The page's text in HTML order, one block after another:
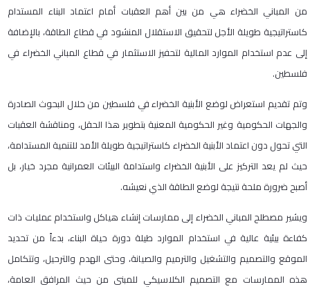
من المباني الخضراء هي من بين أهم العقبات أمام اعتماد البناء المستدام
كاستراتيجية طويلة الأجل لتحقيق الاستقلال المنشود في قطاع الطاقة، بالإضافة
إلى عدم استخدام الموارد المالية لتحفيز الاستثمار في قطاع المباني الخضراء في
فلسطين.
وتم تقديم استعراض لوضع الأبنية الخضراء في فلسطين من خلال البحوث الصادرة
والجهات الحكومية وغير الحكومية المعنية بتطوير هذا الحقل، ومناقشة العقبات
التي تحول دون اعتماد الأبنية الخضراء كاستراتيجية طويلة الأمد للتنمية المستدامة،
حيث لم يعد التركيز على الأبنية الخضراء واستدامة البيئات العمرانية مجرد خيار، بل
أصبح ضرورة ملحة نتيجة لوضع الطاقة الذي نعيشه.
ويشير مصطلح المباني الخضراء إلى ممارسات إنشاء هياكل واستخدام عمليات ذات
كفاءة بيئية عالية في استخدام الموارد طيلة دورة حياة البناء، بدءاً من تحديد
الموقع والتصميم والتشغيل والترميم والصيانة، وحتى الهدم والترحيل، وتتكامل
هذه الممارسات مع التصميم الكلاسيكي للمبنى من حيث المرافق العامة،